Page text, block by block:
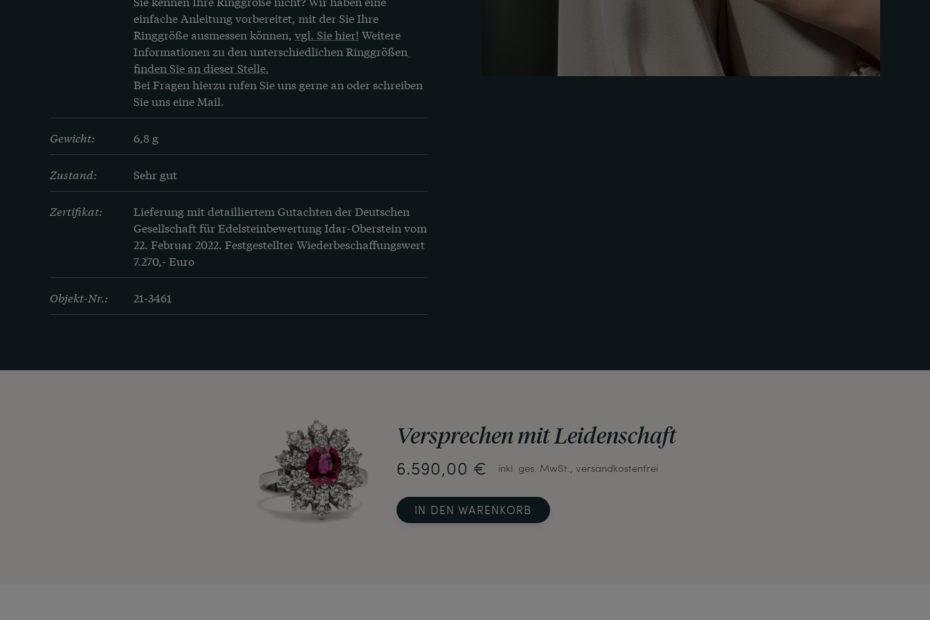
einfache Anleitung vorbereitet, mit der Sie Ihre
Ringgröße ausmessen können, vgl. Sie hier! Weitere
Informationen zu den unterschiedlichen Ringgrößen
finden Sie an dieser Stelle.
Bei Fragen hierzu rufen Sie uns gerne an oder schreiben
Sie uns eine Mail.
Gewicht: 6,8 g
Zustand: Sehr gut
Zertifikat:
Lieferung mit detailliertem Gutachten der Deutschen
Gesellschaft für Edelsteinbewertung Idar-Oberstein vom
22. Februar 2022. Festgestellter Wiederbeschaffungswert
7.270,- Euro
Objekt-Nr.: 21-3461
Versprechen mit Leidenschaft
6.590,00 € inkl. ges. MwSt., versandkostenfrei
IN DEN WARENKORB